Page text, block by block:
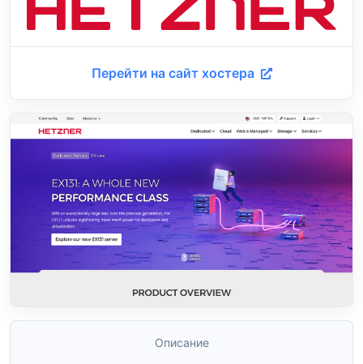
Перейти на сайт хостера
Описание